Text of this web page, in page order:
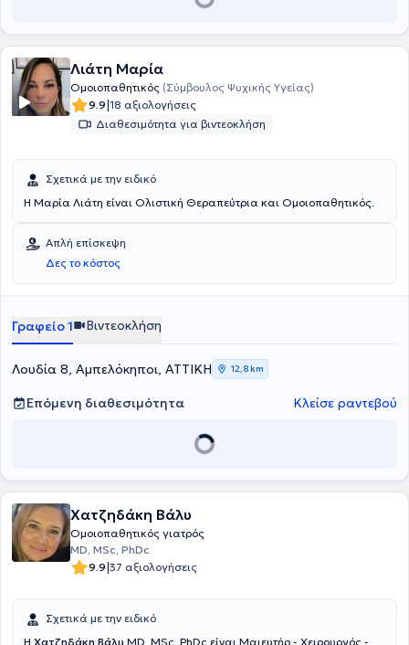
Λιάτη Μαρία
Ομοιοπαθητικός (Σύμβουλος Ψυχικής Υγείας)
9.9|18 αξιολογήσεις
Διαθεσιμότητα για βιντεοκλήση
Σχετικά με την ειδικό
Η Μαρία Λιάτη είναι Ολιστική Θεραπεύτρια και Ομοιοπαθητικός.
Απλή επίσκεψη
Δες το κόστος
Γραφείο 1 Βιντεοκλήση
Λουδία 8, Αμπελόκηποι, ΑΤΤΙΚΗ 12,8 km
Επόμενη διαθεσιμότητα Κλείσε ραντεβού
Χατζηδάκη Βάλυ
Ομοιοπαθητικός γιατρός
MD, MSc, PhDc
9.9|37 αξιολογήσεις
Σχετικά με την ειδικό
Η Χατζηδάκη Βάλυ MD, MSc, PhDc είναι Μαιευτήρ - Χειρουργός -